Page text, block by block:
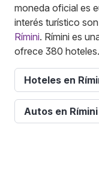
moneda oficial es
interés turístico son
Rímini. Rímini es
ofrece 380 hoteles.
Hoteles en
Autos en Rímini